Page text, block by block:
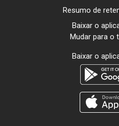
Resumo de
Baixar o
Mudar para o
Baixar o